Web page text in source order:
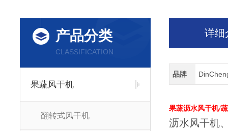
产品分类
CLASSIFICATION
果蔬风干机
翻转式风干机
详细
品牌
果蔬沥水风干机/
沥水风干机